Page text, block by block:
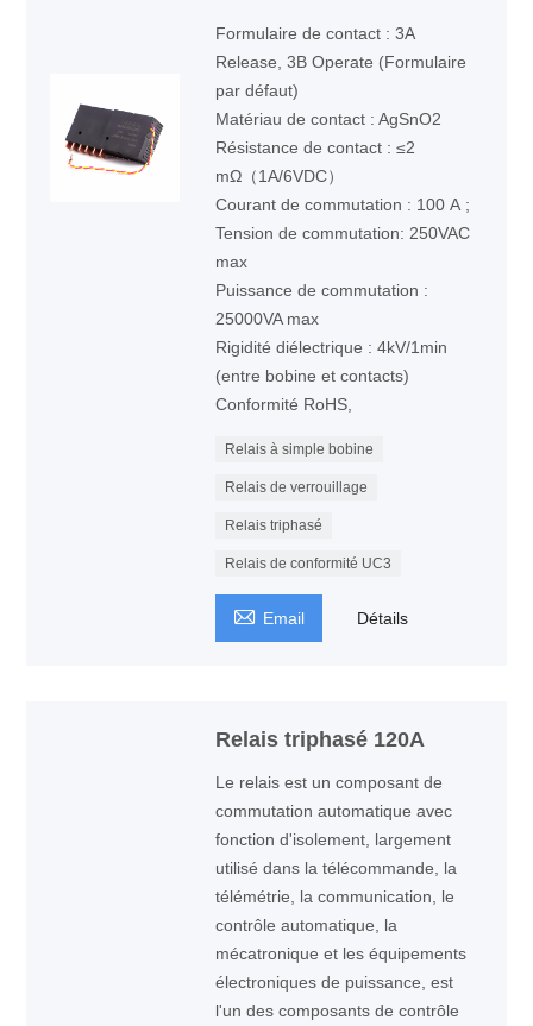
Formulaire de contact : 3A
Release, 3B Operate (Formulaire
par défaut)
Matériau de contact : AgSnO2
Résistance de contact : ≤2
mΩ（1A/6VDC）
Courant de commutation : 100 A ;
Tension de commutation: 250VAC
max
Puissance de commutation :
25000VA max
Rigidité diélectrique : 4kV/1min
(entre bobine et contacts)
Conformité RoHS,
Relais à simple bobine
Relais de verrouillage
Relais triphasé
Relais de conformité UC3
 Email Détails
Relais triphasé 120A
Le relais est un composant de
commutation automatique avec
fonction d'isolement, largement
utilisé dans la télécommande, la
télémétrie, la communication, le
contrôle automatique, la
mécatronique et les équipements
électroniques de puissance, est
l'un des composants de contrôle